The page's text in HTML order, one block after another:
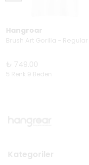
Hangroar
₺ 749.00
5 Renk 9 Beden